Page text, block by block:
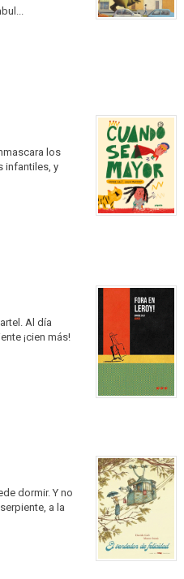
los
infantiles, y
Al día
¡cien más!
dormir. Y no
a la